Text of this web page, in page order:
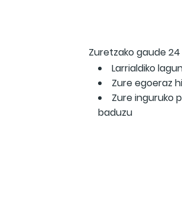
Zuretzako gaude
Larrialdiko
Zure egoeraz
Zure inguruko
baduzu